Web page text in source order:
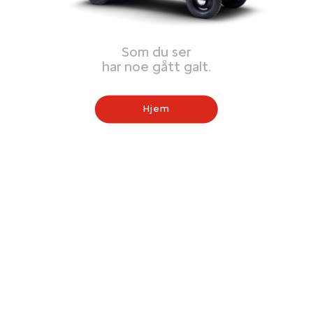
Som du ser
har noe gått galt.
Hjem